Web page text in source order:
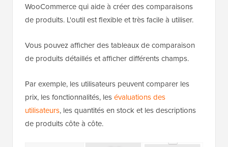
WooCommerce qui aide à créer des comparaisons
de produits. L'outil est flexible et très facile à utiliser.
Vous pouvez afficher des tableaux de comparaison
de produits détaillés et afficher différents champs.
Par exemple, les utilisateurs peuvent comparer les
prix, les fonctionnalités, lesévaluations des
utilisateurs, les quantités en stock et les descriptions
de produits côte à côte.